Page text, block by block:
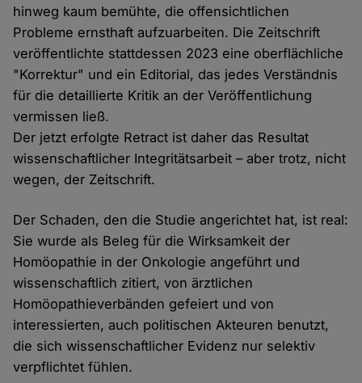
hinweg kaum bemühte, die offensichtlichen
Probleme ernsthaft aufzuarbeiten. Die Zeitschrift
veröffentlichte stattdessen 2023 eine oberflächliche
"Korrektur" und ein Editorial, das jedes Verständnis
für die detaillierte Kritik an der Veröffentlichung
vermissen ließ.
Der jetzt erfolgte Retract ist daher das Resultat
wissenschaftlicher Integritätsarbeit – aber trotz, nicht
wegen, der Zeitschrift.
Der Schaden, den die Studie angerichtet hat, ist real:
Sie wurde als Beleg für die Wirksamkeit der
Homöopathie in der Onkologie angeführt und
wissenschaftlich zitiert, von ärztlichen
Homöopathieverbänden gefeiert und von
interessierten, auch politischen Akteuren benutzt,
die sich wissenschaftlicher Evidenz nur selektiv
verpflichtet fühlen.